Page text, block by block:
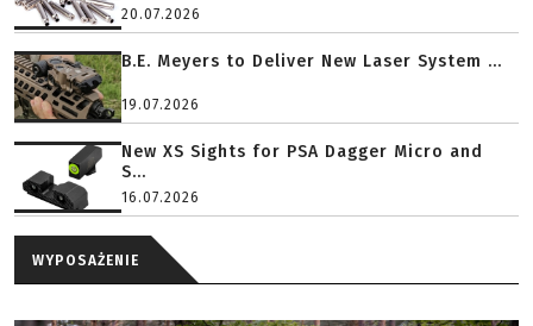
20.07.2026
B.E. Meyers to Deliver New Laser System ...
19.07.2026
New XS Sights for PSA Dagger Micro and
S...
16.07.2026
WYPOSAŻENIE